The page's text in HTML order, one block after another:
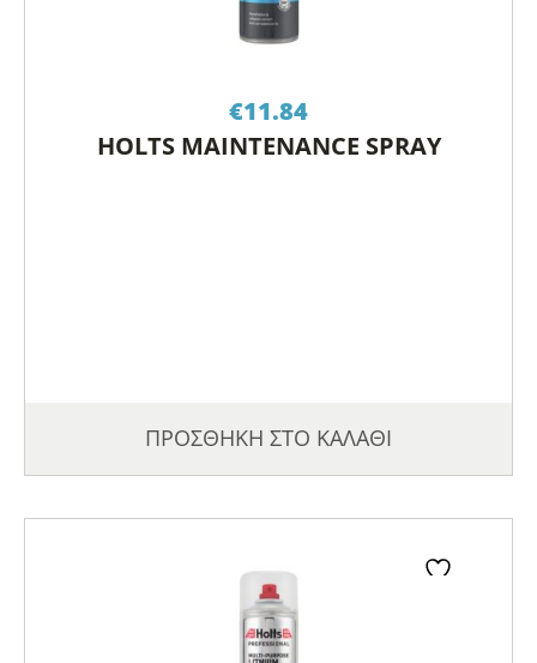
€11.84
HOLTS MAINTENANCE SPRAY
ΠΡΟΣΘΗΚΗ ΣΤΟ ΚΑΛΑΘΙ